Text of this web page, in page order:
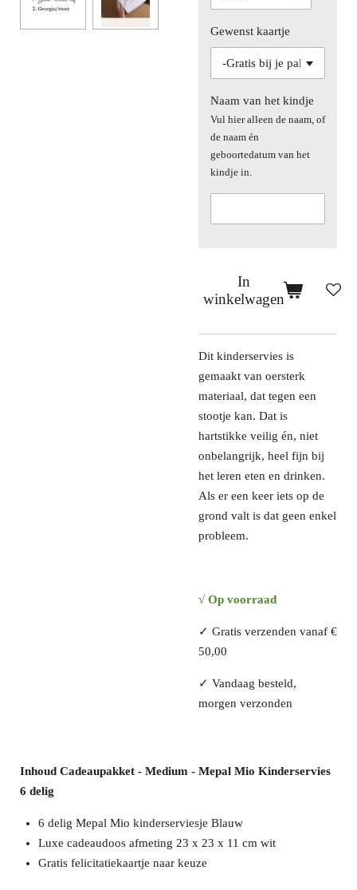
Gewenst kaartje
Naam van het kindje
Vul hier alleen de naam, of
de naam én
geboortedatum van het
kindje in.
In
winkelwagen
Dit kinderservies is
gemaakt van oersterk
materiaal, dat tegen een
stootje kan. Dat is
hartstikke veilig én, niet
onbelangrijk, heel fijn bij
het leren eten en drinken.
Als er een keer iets op de
grond valt is dat geen enkel
probleem.
√ Op voorraad
✓ Gratis verzenden vanaf €
50,00
✓ Vandaag besteld,
morgen verzonden
Inhoud Cadeaupakket - Medium - Mepal Mio Kinderservies
6 delig
6 delig Mepal Mio kinderserviesje Blauw
Luxe cadeaudoos afmeting 23 x 23 x 11 cm wit
Gratis felicitatiekaartje naar keuze